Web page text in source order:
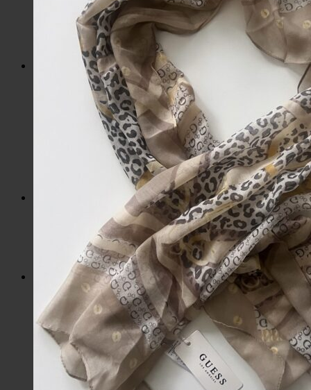
Šperky
Slnečné okuliare
Hrnčeky a poháre s potlačou
Darčekové poukážky
Pánska móda
Kategórie
Tričká
Plavky
Mikiny a svetre
Bundy
Nohavice a tepláky
Pánska obuv
Spodné prádlo
Pánske doplnky
4-7 rokov
8-13 rokov
14-18 rokov
Detské doplnky
Dámska móda na každý deň
Bundy
Saká / Kabáty
Košele / Blúzky
Mikiny / Svetre
Nohavice / Tepláky
Sukne / Kraťasy
Súpravy
Tričká